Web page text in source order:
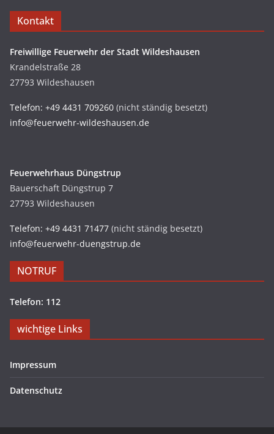
Kontakt
Freiwillige Feuerwehr der Stadt Wildeshausen
Krandelstraße 28
27793 Wildeshausen
Telefon: +49 4431 709260 (nicht ständig besetzt)
info@feuerwehr-wildeshausen.de
Feuerwehrhaus Düngstrup
Bauerschaft Düngstrup 7
27793 Wildeshausen
Telefon: +49 4431 71477 (nicht ständig besetzt)
info@feuerwehr-duengstrup.de
NOTRUF
Telefon: 112
wichtige Links
Impressum
Datenschutz